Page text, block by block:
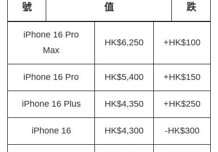
號
值
跌
iPhone 16 Pro
Max
HK$6,250 +HK$100
iPhone 16 Pro HK$5,400 +HK$150
iPhone 16 Plus HK$4,350 +HK$250
iPhone 16 HK$4,300 -HK$300